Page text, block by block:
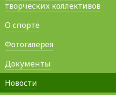
творческих коллективов
О спорте
Фотогалерея
Документы
Новости